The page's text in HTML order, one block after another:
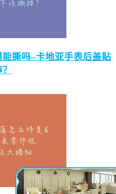
撕吗–卡地亚手表后盖贴